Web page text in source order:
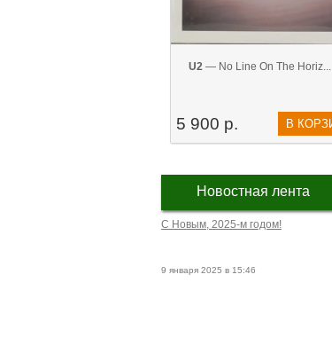
U2— No Line On The Horiz...
5 900 р. В
Новостная лента
С Новым, 2025-м годом!
9 января 2025 в 15:46